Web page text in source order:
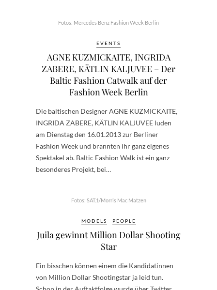
Fotos: Mercedes Benz Fashion Week Berlin
EVENTS
AGNE KUZMICKAITE, INGRIDA
ZABERE, KÄTLIN KALJUVEE – Der
Baltic Fashion Catwalk auf der
Fashion Week Berlin
Die baltischen Designer AGNE KUZMICKAITE,
INGRIDA ZABERE, KÄTLIN KALJUVEE luden
am Dienstag den 16.01.2013 zur Berliner
Fashion Week und brannten ihr ganz eigenes
Spektakel ab. Baltic Fashion Walk ist ein ganz
besonderes Projekt, bei…
Fotos: SAT.1/Morris Mac Matzen
MODELS PEOPLE
Juila gewinnt Million Dollar Shooting
Star
Ein bisschen können einem die Kandidatinnen
von Million Dollar Shootingstar ja leid tun.